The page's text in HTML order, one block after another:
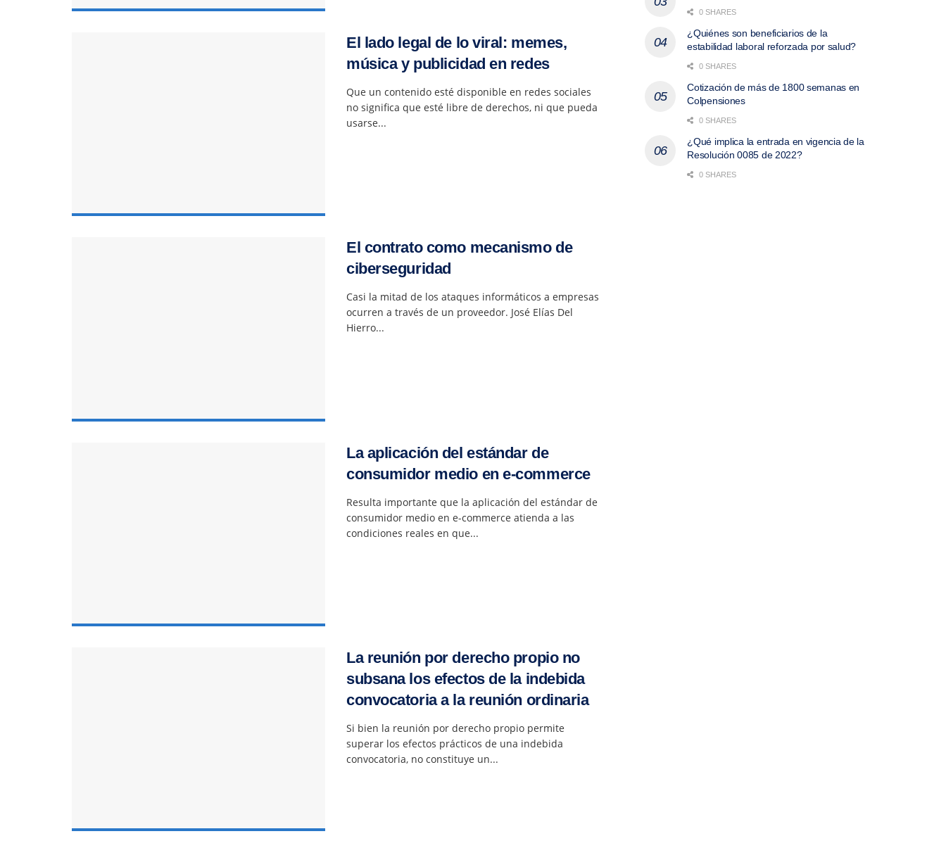
El lado legal de lo viral: memes,
música y publicidad en redes
Que un contenido esté disponible en redes sociales
no significa que esté libre de derechos, ni que pueda
usarse...
El contrato como mecanismo de
ciberseguridad
Casi la mitad de los ataques informáticos a empresas
ocurren a través de un proveedor. José Elías Del
Hierro...
La aplicación del estándar de
consumidor medio en e-commerce
Resulta importante que la aplicación del estándar de
consumidor medio en e-commerce atienda a las
condiciones reales en que...
La reunión por derecho propio no
subsana los efectos de la indebida
convocatoria a la reunión ordinaria
Si bien la reunión por derecho propio permite
superar los efectos prácticos de una indebida
convocatoria, no constituye un...
0 SHARES
¿Quiénes son beneficiarios de la
estabilidad laboral reforzada por salud?
0 SHARES
Cotización de más de 1800 semanas en
Colpensiones
0 SHARES
¿Qué implica la entrada en vigencia de la
Resolución 0085 de 2022?
0 SHARES